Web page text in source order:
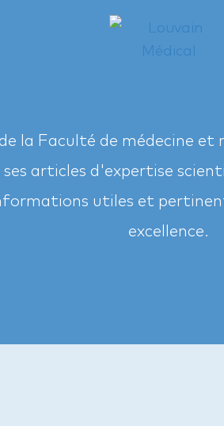
la Faculté de médecine
articles d'expertise
utiles et
excellence.